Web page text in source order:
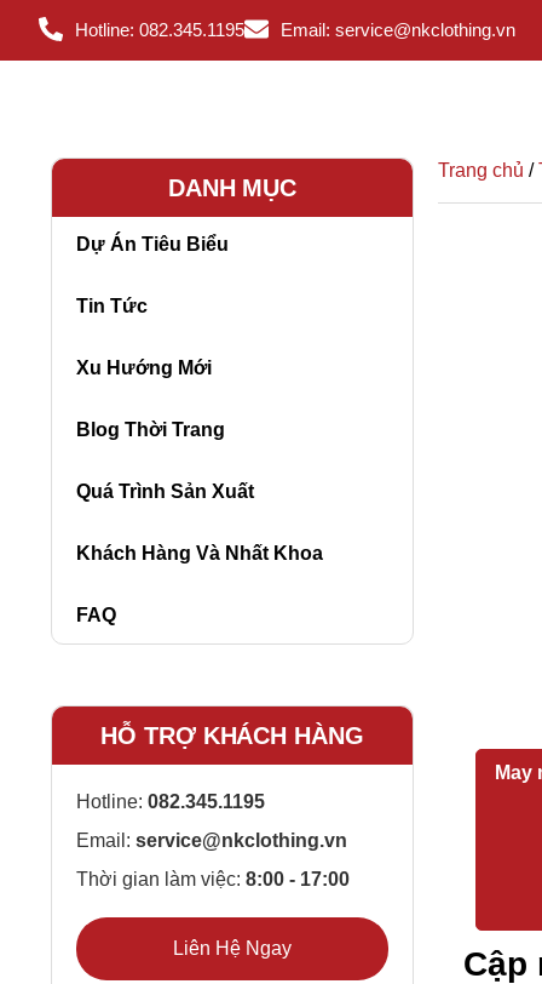
Hotline: 082.345.1195 Email: service@nkclothing.vn
DANH MỤC
Dự Án Tiêu Biểu
Tin Tức
Xu Hướng Mới
Blog Thời Trang
Quá Trình Sản Xuất
Khách Hàng Và Nhất Khoa
FAQ
HỖ TRỢ KHÁCH HÀNG
Hotline: 082.345.1195
Email: service@nkclothing.vn
Thời gian làm việc: 8:00 - 17:00
Liên Hệ Ngay
Trang chủ /
May
Cập